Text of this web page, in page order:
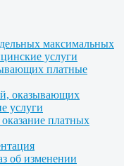
максимальных
услуги
платные
оказывающих
услуги
платных
об изменении